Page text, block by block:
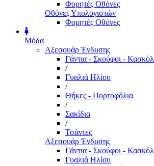
Φορητές Οθόνες
Οθόνες Υπολογιστών
Φορητές Οθόνες
Μόδα
Αξεσουάρ Ένδυσης
Γάντια - Σκούφοι - Κασκόλ
/
Γυαλιά Ηλίου
/
Θήκες - Πορτοφόλια
/
Σακίδια
/
Τσάντες
Αξεσουάρ Ένδυσης
Γάντια - Σκούφοι - Κασκόλ
Γυαλιά Ηλίου